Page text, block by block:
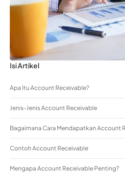
Isi Artikel
Apa Itu Account Receivable?
Jenis-Jenis Account Receivable
Bagaimana Cara Mendapatkan Account
Contoh Account Receivable
Mengapa Account Receivable Penting?